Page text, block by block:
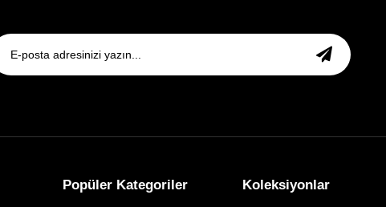
Popüler Kategoriler Koleksiyonlar